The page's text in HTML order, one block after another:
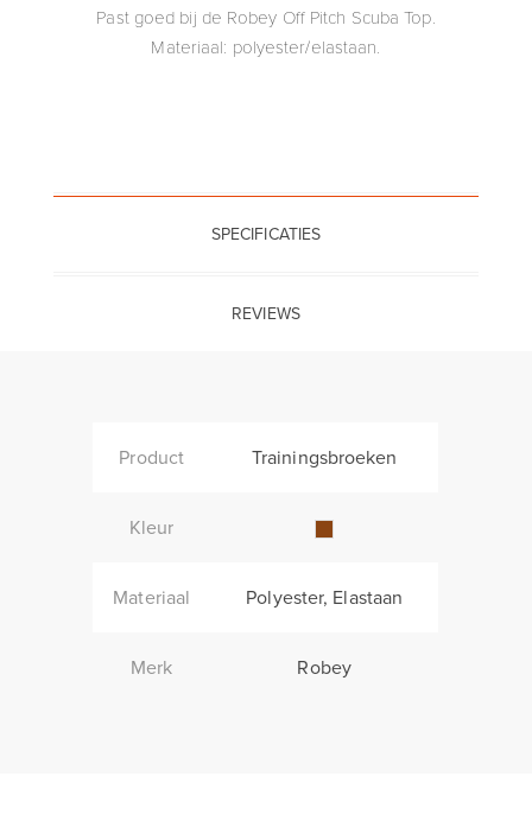
Past goed bij de Robey Off Pitch Scuba Top.
Materiaal: polyester/elastaan.
SPECIFICATIES
REVIEWS
Product Trainingsbroeken
Kleur
Materiaal Polyester, Elastaan
Merk Robey